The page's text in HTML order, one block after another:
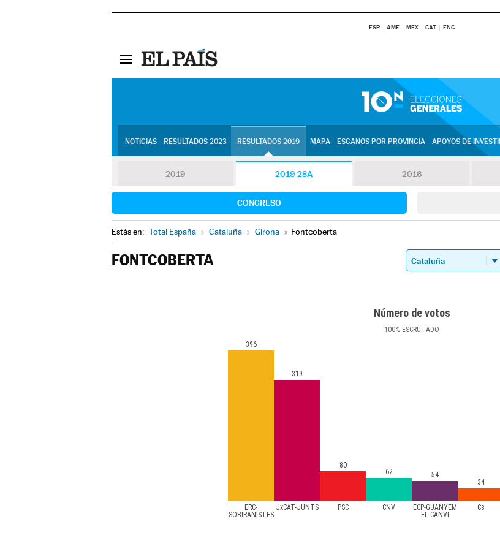
ESP AME MEX CAT ENG
NOTICIAS RESULTADOS 2023 RESULTADOS 2019 MAPA ESCAÑOS POR PROVINCIA APOYOS DE
2019 2019-28A 2016
CONGRESO
Estás en: Total España » Cataluña » Girona » Fontcoberta
FONTCOBERTA
Número de votos
100% ESCRUTADO
ERC-
SOBIRANISTES
JxCAT-JUNTS PSC CNV
ECP-GUANYEM
EL CANVI
Cs
396
319
80
62
54
34